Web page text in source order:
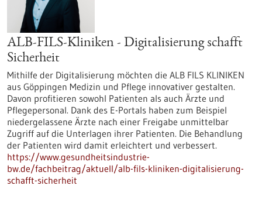
ALB-FILS-Kliniken - Digitalisierung schafft
Sicherheit
Mithilfe der Digitalisierung möchten die ALB FILS KLINIKEN
aus Göppingen Medizin und Pflege innovativer gestalten.
Davon profitieren sowohl Patienten als auch Ärzte und
Pflegepersonal. Dank des E-Portals haben zum Beispiel
niedergelassene Ärzte nach einer Freigabe unmittelbar
Zugriff auf die Unterlagen ihrer Patienten. Die Behandlung
der Patienten wird damit erleichtert und verbessert.
https://www.gesundheitsindustrie-
bw.de/fachbeitrag/aktuell/alb-fils-kliniken-digitalisierung-
schafft-sicherheit